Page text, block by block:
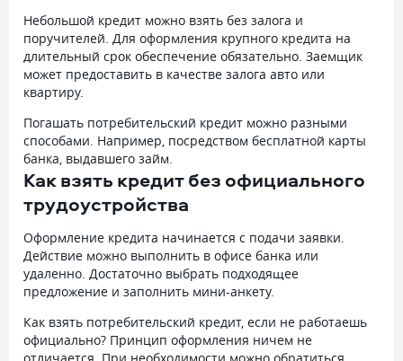
Небольшой кредит можно взять без залога и
поручителей. Для оформления крупного кредита на
длительный срок обеспечение обязательно. Заемщик
может предоставить в качестве залога авто или
квартиру.
Погашать потребительский кредит можно разными
способами. Например, посредством бесплатной карты
банка, выдавшего займ.
Как взять кредит без официального
трудоустройства
Оформление кредита начинается с подачи заявки.
Действие можно выполнить в офисе банка или
удаленно. Достаточно выбрать подходящее
предложение и заполнить мини-анкету.
Как взять потребительский кредит, если не работаешь
официально? Принцип оформления ничем не